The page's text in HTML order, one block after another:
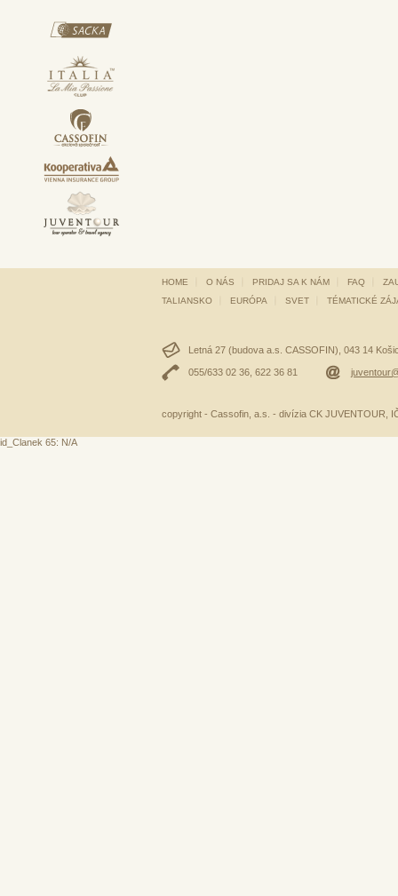
HOME O NÁS PRIDAJ SA K NÁM FAQ
TALIANSKO
EURÓPA SVET TÉMATICKÉ
Letná 27 (budova a.s. CASSOFIN), 043 14
055/633 02 36, 622 36 81
copyright - Cassofin, a.s. - divízia CK JUVENTOUR,
id_Clanek 65: N/A